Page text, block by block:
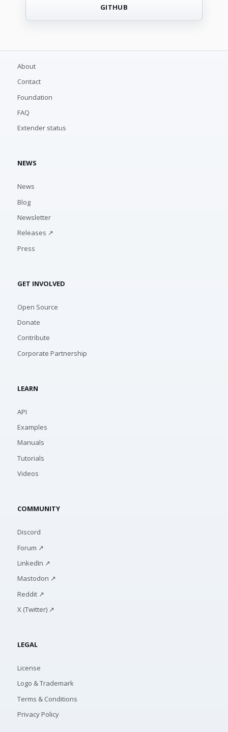
GITHUB
About
Contact
Foundation
FAQ
Extender status
NEWS
News
Blog
Newsletter
Releases ↗
Press
GET INVOLVED
Open Source
Donate
Contribute
Corporate Partnership
LEARN
API
Examples
Manuals
Tutorials
Videos
COMMUNITY
Discord
Forum ↗
LinkedIn ↗
Mastodon ↗
Reddit ↗
X (Twitter) ↗
LEGAL
License
Logo & Trademark
Terms & Conditions
Privacy Policy